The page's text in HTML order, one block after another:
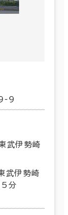
9
武伊勢崎
武伊勢崎
分